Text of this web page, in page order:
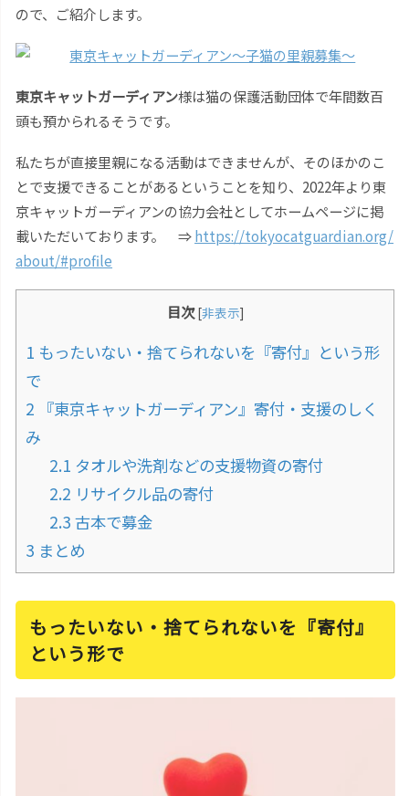
ので、ご紹介します。
東京キャットガーディアン様は猫の保護活動団体で年間数百
頭も預かられるそうです。
私たちが直接里親になる活動はできませんが、そのほかのこ
とで支援できることがあるということを知り、2022年より東
京キャットガーディアンの協力会社としてホームページに掲
載いただいております。 ⇒https://tokyocatguardian.org/
about/#profile
目次 [非表示]
1 もったいない・捨てられないを『寄付』という形
で
2 『東京キャットガーディアン』寄付・支援のしく
み
2.1 タオルや洗剤などの支援物資の寄付
2.2 リサイクル品の寄付
2.3 古本で募金
3 まとめ
もったいない・捨てられないを『寄付』
という形で